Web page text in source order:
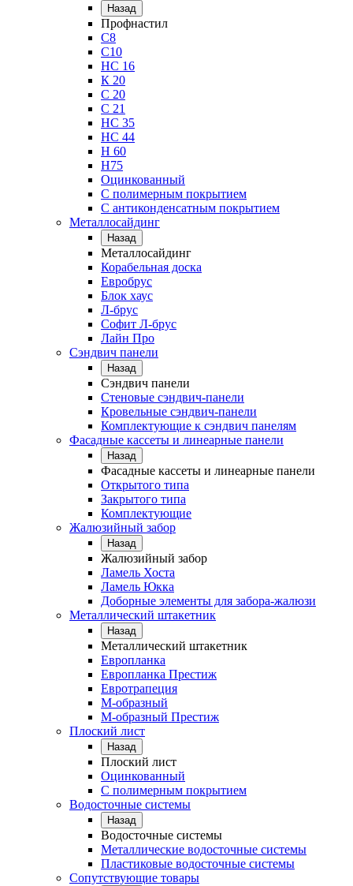
Назад
Профнастил
С8
С10
НС 16
К 20
С 20
С 21
НС 35
НС 44
Н 60
Н75
Оцинкованный
С полимерным покрытием
С антиконденсатным покрытием
Металлосайдинг
Назад
Металлосайдинг
Корабельная доска
Евробрус
Блок хаус
Л-брус
Софит Л-брус
Лайн Про
Сэндвич панели
Назад
Сэндвич панели
Стеновые сэндвич-панели
Кровельные сэндвич-панели
Комплектующие к сэндвич панелям
Фасадные кассеты и линеарные панели
Назад
Фасадные кассеты и линеарные панели
Открытого типа
Закрытого типа
Комплектующие
Жалюзийный забор
Назад
Жалюзийный забор
Ламель Хоста
Ламель Юкка
Доборные элементы для забора-жалюзи
Металлический штакетник
Назад
Металлический штакетник
Европланка
Европланка Престиж
Евротрапеция
М-образный
М-образный Престиж
Плоский лист
Назад
Плоский лист
Оцинкованный
С полимерным покрытием
Водосточные системы
Назад
Водосточные системы
Металлические водосточные системы
Пластиковые водосточные системы
Сопутствующие товары